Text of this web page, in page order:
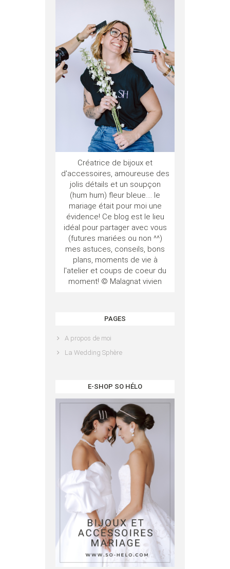
Créatrice de bijoux et
d'accessoires, amoureuse des
jolis détails et un soupçon
(hum hum) fleur bleue.... le
mariage était pour moi une
évidence! Ce blog est le lieu
idéal pour partager avec vous
(futures mariées ou non ^^)
mes astuces, conseils, bons
plans, moments de vie à
l'atelier et coups de coeur du
moment! © Malagnat vivien
PAGES
A propos de moi
La Wedding Sphère
E-SHOP SO HÉLO